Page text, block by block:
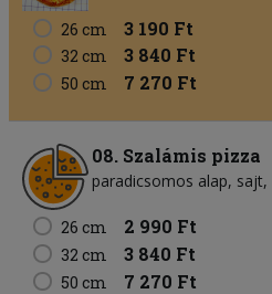
26 cm 3 190 Ft
32 cm 3 840 Ft
50 cm 7 270 Ft
08. Szalámis pizza
paradicsomos alap sajt
26 cm 2 990 Ft
32 cm 3 840 Ft
50 cm 7 270 Ft